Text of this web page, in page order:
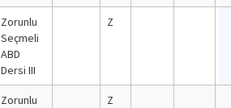
Zorunlu
Seçmeli
ABD
Dersi III
Z
Zorunlu
Z